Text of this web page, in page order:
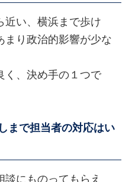
近い、横浜まで歩け
まり政治的影響が少な
く、決め手の１つで
まで担当者の対応はい
にものってもらえ